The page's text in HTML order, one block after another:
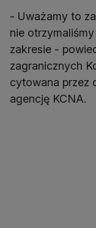
- Uważamy to
nie
zakresie -
zagranicznych
cytowana przez
agencję KCNA.